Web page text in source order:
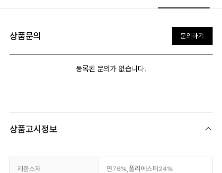
상품문의 문의하기
등록된 문의가 없습니다.
상품고시정보
제품소재 면76%,폴리에스터24%